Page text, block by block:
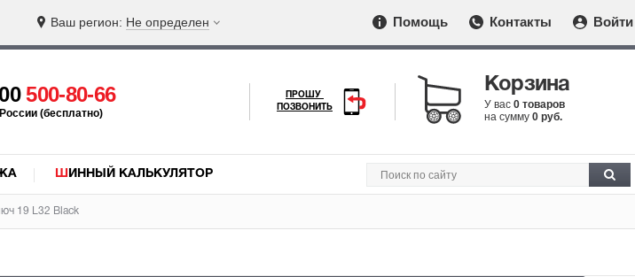
Ваш регион: Не определен Помощь Контакты Войти
500-80-66
(бесплатно)
ПРОШУ
ПОЗВОНИТЬ
Корзина
У вас 0 товаров
на сумму 0 руб.
ШИННЫЙ КАЛЬКУЛЯТОР
19 L32 Black